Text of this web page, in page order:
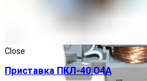
Close
Приставка ПКЛ-40 О4А